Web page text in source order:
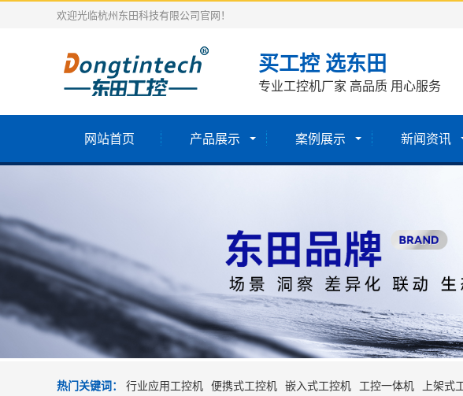
欢迎光临杭州东田科技有限公司官网！
买工控 选东田
专业工控机厂家 高品质 用心服务
网站首页 产品展示 案例展示 新闻资讯
热门关键词： 行业应用工控机 便携式工控机 嵌入式工控机 工控一体机 上架式